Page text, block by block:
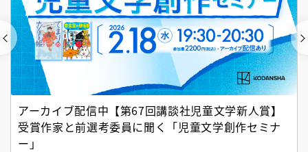
アーカイブ配信中【第67回講談社児童文学新人賞】
受賞作家と前選考委員に聞く「児童文学創作セミナ
ー」